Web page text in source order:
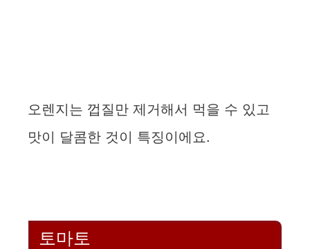
오렌지는 껍질만 제거해서 먹을 수 있고
맛이 달콤한 것이 특징이에요.
토마토